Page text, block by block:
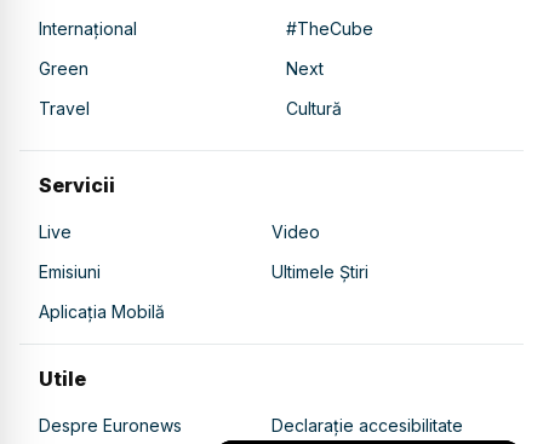
Internațional
#TheCube
Green
Next
Travel
Cultură
Servicii
Live
Video
Emisiuni
Ultimele Știri
Aplicația Mobilă
Utile
Despre Euronews Declarație accesibilitate